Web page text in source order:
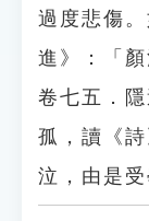
過度悲傷
進》：「
卷七五．
孤，讀《
泣，由是